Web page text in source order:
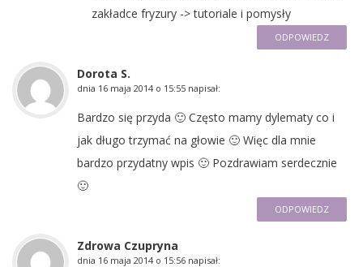
zakładce fryzury -> tutoriale i pomysły
ODPOWIEDZ
Dorota S.
dnia 16 maja 2014 o 15:55 napisał:
Bardzo się przyda 🙂 Często mamy dylematy co i
jak długo trzymać na głowie 🙂 Więc dla mnie
bardzo przydatny wpis 🙂 Pozdrawiam serdecznie
🙂
ODPOWIEDZ
Zdrowa Czupryna
dnia 16 maja 2014 o 15:56 napisał: